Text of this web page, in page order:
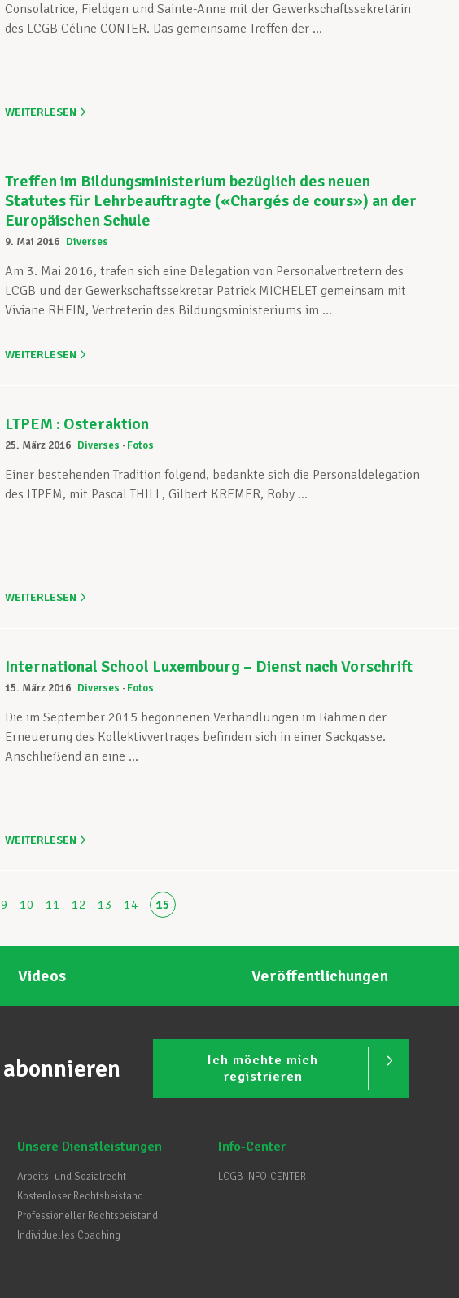
Consolatrice, Fieldgen und Sainte-Anne mit der Gewerkschaftssekretärin
des LCGB Céline CONTER. Das gemeinsame Treffen der ...
WEITERLESEN
Treffen im Bildungsministerium bezüglich des neuen
Statutes für Lehrbeauftragte («Chargés de cours») an der
Europäischen Schule
9. Mai 2016 Diverses
Am 3. Mai 2016, trafen sich eine Delegation von Personalvertretern des
LCGB und der Gewerkschaftssekretär Patrick MICHELET gemeinsam mit
Viviane RHEIN, Vertreterin des Bildungsministeriums im ...
WEITERLESEN
LTPEM : Osteraktion
25. März 2016 Diverses Fotos
Einer bestehenden Tradition folgend, bedankte sich die Personaldelegation
des LTPEM, mit Pascal THILL, Gilbert KREMER, Roby ...
WEITERLESEN
International School Luxembourg – Dienst nach Vorschrift
15. März 2016 Diverses Fotos
Die im September 2015 begonnenen Verhandlungen im Rahmen der
Erneuerung des Kollektivvertrages befinden sich in einer Sackgasse.
Anschließend an eine ...
WEITERLESEN
9 10 11 12 13 14 15
Videos Veröffentlichungen
Ich möchte mich
registrieren
Unsere Dienstleistungen
Arbeits- und Sozialrecht
Kostenloser Rechtsbeistand
Professioneller Rechtsbeistand
Individuelles Coaching
Info-Center
LCGB INFO-CENTER